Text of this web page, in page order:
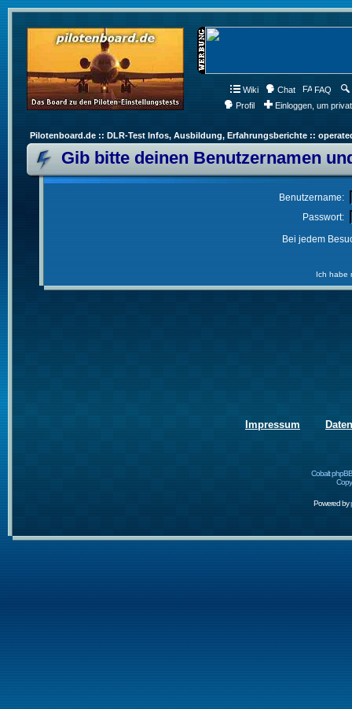
Wiki Chat FAQ
Profil
Einloggen, um
Pilotenboard.de :: DLR-Test Infos, Ausbildung, Erfahrungsberichte ::
Gib bitte deinen Benutzernamen
Benutzername:
Passwort:
Bei jedem
Ich habe
Impressum
Cobalt
Powered by